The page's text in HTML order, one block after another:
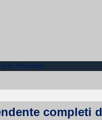
di Processo
completi